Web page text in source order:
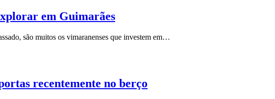
em Guimarães
são muitos os vimaranenses que investem em…
recentemente no berço